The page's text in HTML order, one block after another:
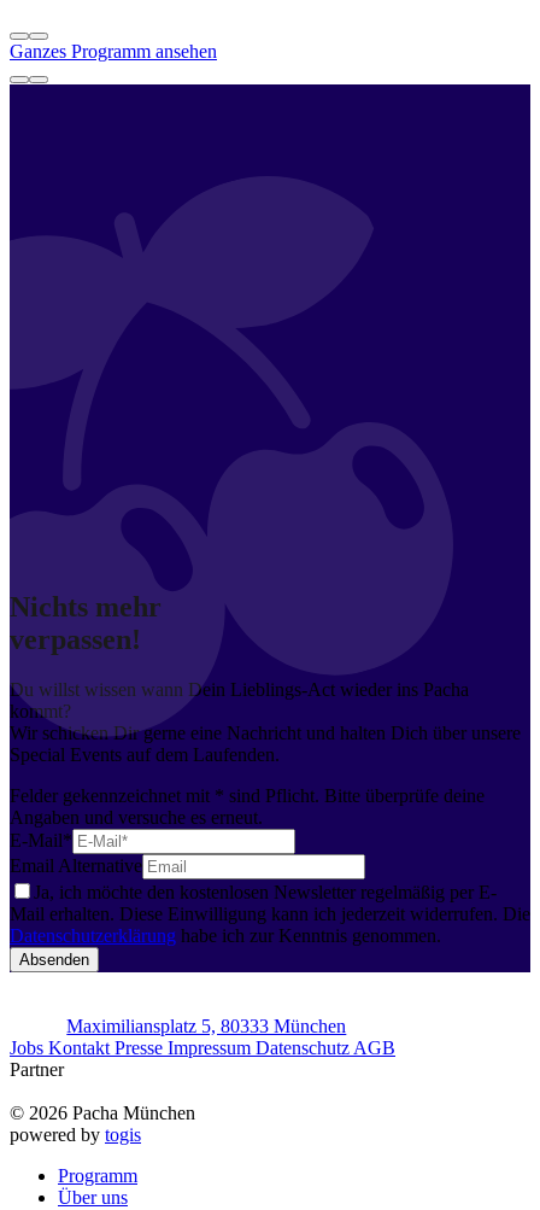
Ganzes Programm ansehen
Nichts mehr
verpassen!
Du willst wissen wann Dein Lieblings-Act wieder ins Pacha
kommt?
Wir schicken Dir gerne eine Nachricht und halten Dich über unsere
Special Events auf dem Laufenden.
Felder gekennzeichnet mit * sind Pflicht. Bitte überprüfe deine
Angaben und versuche es erneut.
E-Mail*
Email Alternative
Ja, ich möchte den kostenlosen Newsletter regelmäßig per E-
Mail erhalten. Diese Einwilligung kann ich jederzeit widerrufen. Die
Datenschutzerklärung habe ich zur Kenntnis genommen.
Absenden
Maximiliansplatz 5, 80333 München
Jobs KontaktPresse Impressum DatenschutzAGB
Partner
© 2026 Pacha München
powered by togis
Programm
Über uns